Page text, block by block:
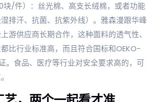
块/件）：丝光棉、高支长绒棉，或者功能
排汗、抗菌、抗紫外线）。雅森漫跟华峰
游供应商长期合作，这种面料的透气性、
比行业标准高，而且符合国标和OEKO-
。食品、医疗等行业对安全要求高的，可